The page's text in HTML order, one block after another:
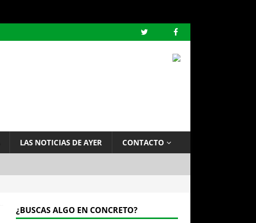
LAS NOTICIAS DE AYER CONTACTO
¿BUSCAS ALGO EN CONCRETO?